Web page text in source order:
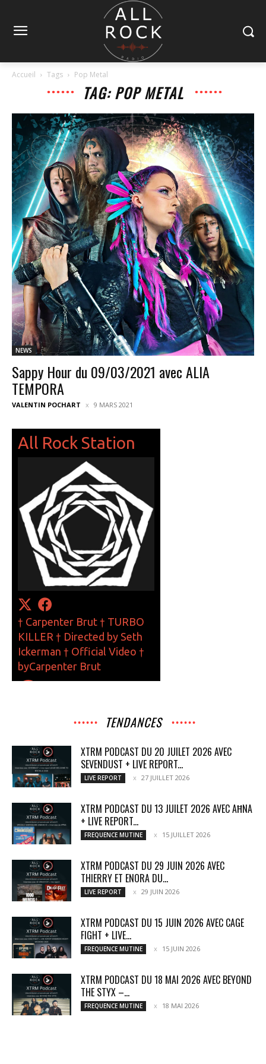
Accueil Tags Pop Metal
TAG: POP METAL
NEWS
Sappy Hour du 09/03/2021 avec ALIA
TEMPORA
VALENTIN POCHART 9 MARS 2021
TENDANCES
XTRM PODCAST DU 20 JUILET 2026 AVEC
SEVENDUST + LIVE REPORT...
LIVE REPORT 27 JUILLET 2026
XTRM PODCAST DU 13 JUILET 2026 AVEC AĦNA
+ LIVE REPORT...
FREQUENCE MUTINE 15 JUILLET 2026
XTRM PODCAST DU 29 JUIN 2026 AVEC
THIERRY ET ENORA DU...
LIVE REPORT 29 JUIN 2026
XTRM PODCAST DU 15 JUIN 2026 AVEC CAGE
FIGHT + LIVE...
FREQUENCE MUTINE 15 JUIN 2026
XTRM PODCAST DU 18 MAI 2026 AVEC BEYOND
THE STYX –...
FREQUENCE MUTINE 18 MAI 2026